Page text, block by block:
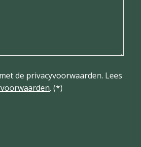
de privacyvoorwaarden. Lees
. (*)